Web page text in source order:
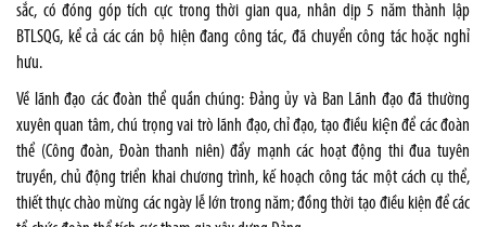
sắc, có đóng góp tích cực trong thời gian qua, nhân dịp 5 năm thành lập
BTLSQG, kể cả các cán bộ hiện đang công tác, đã chuyển công tác hoặc nghỉ
hưu.
Về lãnh đạo các đoàn thể quần chúng: Đảng ủy và Ban Lãnh đạo đã thường
xuyên quan tâm, chú trọng vai trò lãnh đạo, chỉ đạo, tạo điều kiện để các đoàn
thể (Công đoàn, Đoàn thanh niên) đẩy mạnh các hoạt động thi đua tuyên
truyền, chủ động triển khai chương trình, kế hoạch công tác một cách cụ thể,
thiết thực chào mừng các ngày lễ lớn trong năm; đồng thời tạo điều kiện để các